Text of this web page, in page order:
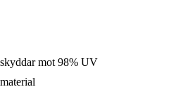
mot 98% UV